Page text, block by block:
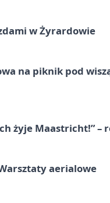
w Żyrardowie
na piknik pod
żyje Maastricht!”
aerialowe